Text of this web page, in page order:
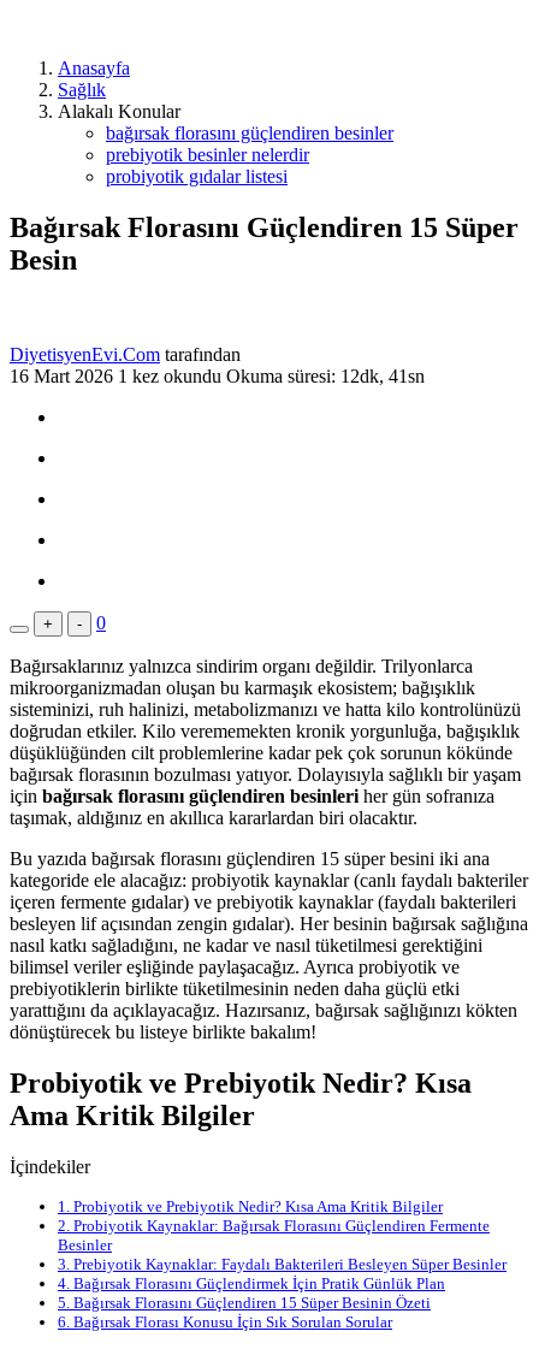
Anasayfa
Sağlık
Alakalı Konular
bağırsak florasını güçlendiren besinler
prebiyotik besinler nelerdir
probiyotik gıdalar listesi
Bağırsak Florasını Güçlendiren 15 Süper
Besin
DiyetisyenEvi.Com tarafından
16 Mart 2026 1 kez okundu Okuma süresi: 12dk, 41sn
+ - 0
Bağırsaklarınız yalnızca sindirim organı değildir. Trilyonlarca
mikroorganizmadan oluşan bu karmaşık ekosistem; bağışıklık
sisteminizi, ruh halinizi, metabolizmanızı ve hatta kilo kontrolünüzü
doğrudan etkiler. Kilo verememekten kronik yorgunluğa, bağışıklık
düşüklüğünden cilt problemlerine kadar pek çok sorunun kökünde
bağırsak florasının bozulması yatıyor. Dolayısıyla sağlıklı bir yaşam
için bağırsak florasını güçlendiren besinleri her gün sofranıza
taşımak, aldığınız en akıllıca kararlardan biri olacaktır.
Bu yazıda bağırsak florasını güçlendiren 15 süper besini iki ana
kategoride ele alacağız: probiyotik kaynaklar (canlı faydalı bakteriler
içeren fermente gıdalar) ve prebiyotik kaynaklar (faydalı bakterileri
besleyen lif açısından zengin gıdalar). Her besinin bağırsak sağlığına
nasıl katkı sağladığını, ne kadar ve nasıl tüketilmesi gerektiğini
bilimsel veriler eşliğinde paylaşacağız. Ayrıca probiyotik ve
prebiyotiklerin birlikte tüketilmesinin neden daha güçlü etki
yarattığını da açıklayacağız. Hazırsanız, bağırsak sağlığınızı kökten
dönüştürecek bu listeye birlikte bakalım!
Probiyotik ve Prebiyotik Nedir? Kısa
Ama Kritik Bilgiler
İçindekiler
1. Probiyotik ve Prebiyotik Nedir? Kısa Ama Kritik Bilgiler
2. Probiyotik Kaynaklar: Bağırsak Florasını Güçlendiren Fermente
Besinler
3. Prebiyotik Kaynaklar: Faydalı Bakterileri Besleyen Süper Besinler
4. Bağırsak Florasını Güçlendirmek İçin Pratik Günlük Plan
5. Bağırsak Florasını Güçlendiren 15 Süper Besinin Özeti
6. Bağırsak Florası Konusu İçin Sık Sorulan Sorular